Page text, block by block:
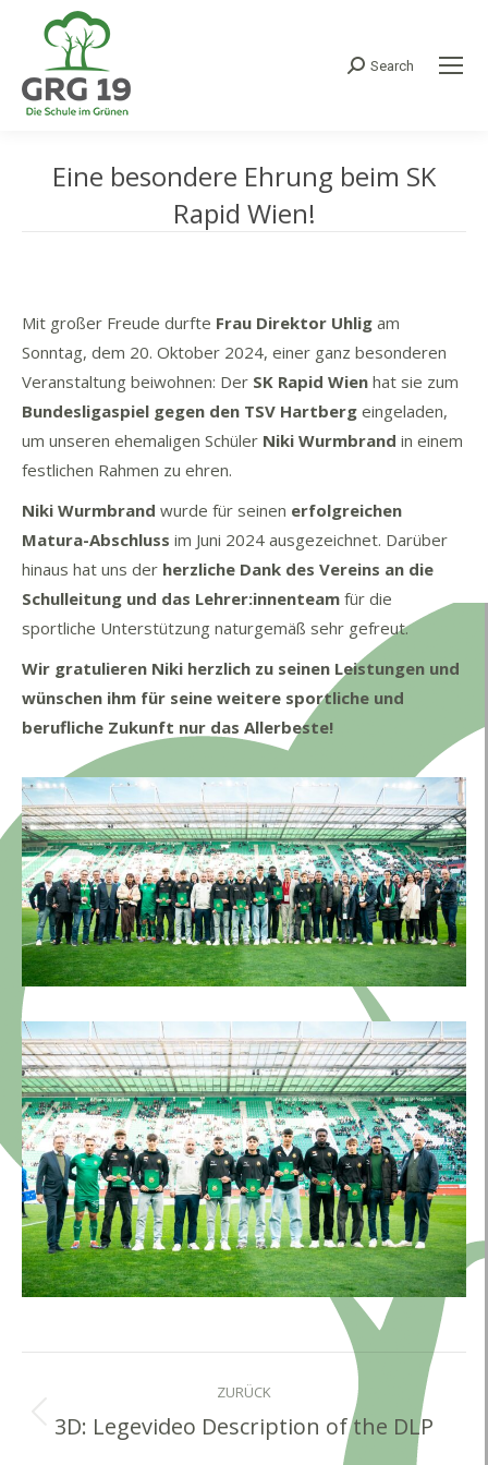
Search:
Search
Eine besondere Ehrung beim SK
Rapid Wien!
Mit großer Freude durfte Frau Direktor Uhlig am
Sonntag, dem 20. Oktober 2024, einer ganz besonderen
Veranstaltung beiwohnen: Der SK Rapid Wien hat sie zum
Bundesligaspiel gegen den TSV Hartberg eingeladen,
um unseren ehemaligen Schüler Niki Wurmbrand in einem
festlichen Rahmen zu ehren.
Niki Wurmbrand wurde für seinen erfolgreichen
Matura-Abschluss im Juni 2024 ausgezeichnet. Darüber
hinaus hat uns der herzliche Dank des Vereins an die
Schulleitung und das Lehrer:innenteam für die
sportliche Unterstützung naturgemäß sehr gefreut.
Wir gratulieren Niki herzlich zu seinen Leistungen und
wünschen ihm für seine weitere sportliche und
berufliche Zukunft nur das Allerbeste!
Kommentarnavigation
ZURÜCK
Vorheriger
3D: Legevideo Description of the DLP